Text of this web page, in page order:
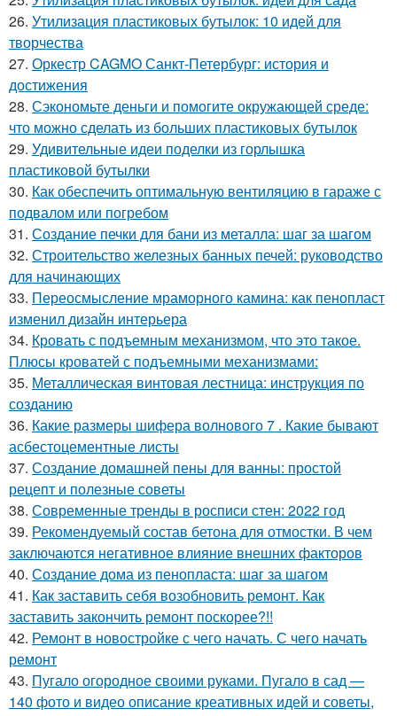
26. Утилизация пластиковых бутылок: 10 идей для
творчества
27. Оркестр CAGMO Санкт-Петербург: история и
достижения
28. Сэкономьте деньги и помогите окружающей среде:
что можно сделать из больших пластиковых бутылок
29. Удивительные идеи поделки из горлышка
пластиковой бутылки
30. Как обеспечить оптимальную вентиляцию в гараже с
подвалом или погребом
31. Создание печки для бани из металла: шаг за шагом
32. Строительство железных банных печей: руководство
для начинающих
33. Переосмысление мраморного камина: как пенопласт
изменил дизайн интерьера
34. Кровать с подъемным механизмом, что это такое.
Плюсы кроватей с подъемными механизмами:
35. Металлическая винтовая лестница: инструкция по
созданию
36. Какие размеры шифера волнового 7 . Какие бывают
асбестоцементные листы
37. Создание домашней пены для ванны: простой
рецепт и полезные советы
38. Современные тренды в росписи стен: 2022 год
39. Рекомендуемый состав бетона для отмостки. В чем
заключаются негативное влияние внешних факторов
40. Создание дома из пенопласта: шаг за шагом
41. Как заставить себя возобновить ремонт. Как
заставить закончить ремонт поскорее?!!
42. Ремонт в новостройке с чего начать. С чего начать
ремонт
43. Пугало огородное своими руками. Пугало в сад —
140 фото и видео описание креативных идей и советы,